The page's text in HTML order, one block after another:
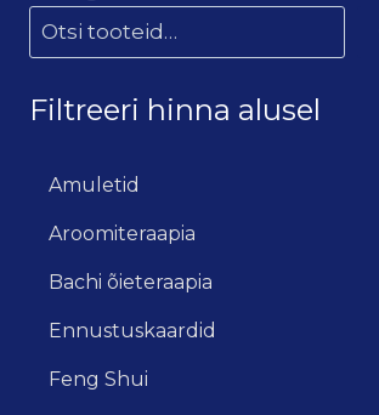
Filtreeri hinna alusel
Amuletid
Aroomiteraapia
Bachi õieteraapia
Ennustuskaardid
Feng Shui